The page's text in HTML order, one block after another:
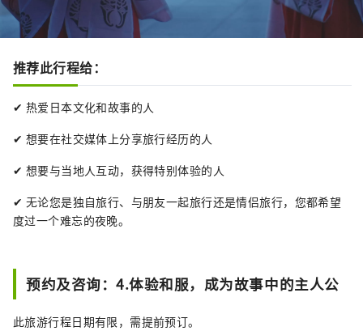
推荐此行程给：
✔ 热爱日本文化和故事的人
✔ 想要在社交媒体上分享旅行经历的人
✔ 想要与当地人互动，获得特别体验的人
✔ 无论您是独自旅行、与朋友一起旅行还是情侣旅行，您都希望
度过一个难忘的夜晚。
预约及咨询：4.体验和服，成为故事中的主人公
此旅游行程日期有限，需提前预订。